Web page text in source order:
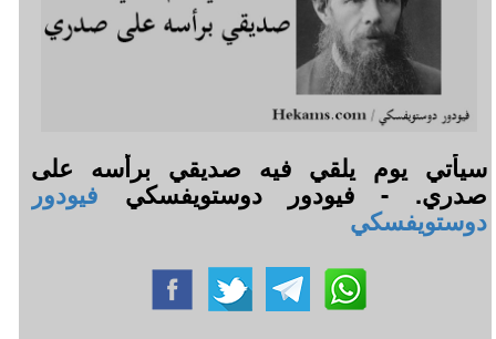
سيأتي يوم يلقي فيه صديقي برأسه على
صدري. - فيودور دوستويفسكي فيودور
دوستويفسكي